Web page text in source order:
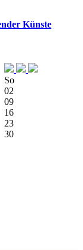
Künste
So
02
09
16
23
30